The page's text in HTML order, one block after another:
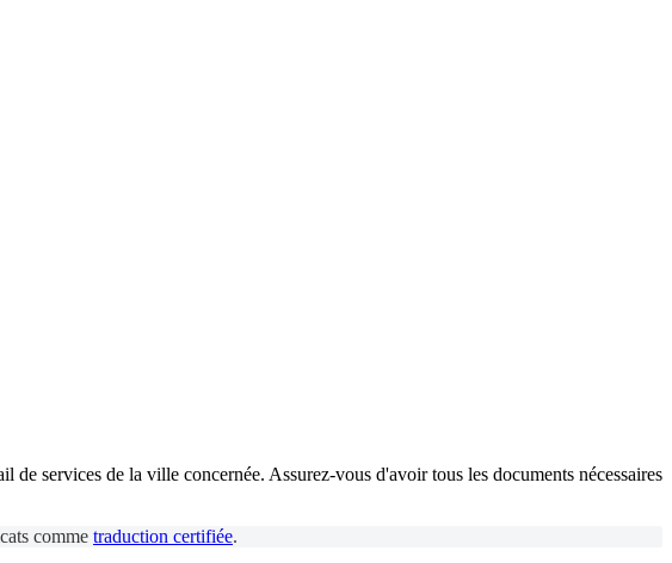
services de la ville concernée. Assurez-vous d'avoir tous les documents nécessaires
comme traduction certifiée.